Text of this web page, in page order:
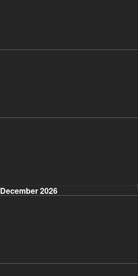
December 2026